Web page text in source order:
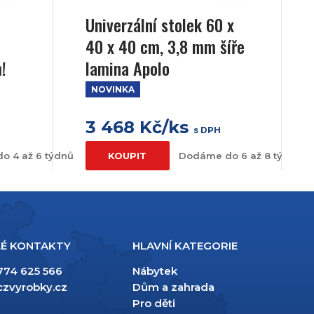
4 až 6 týdnů
Univerzální stolek 60 x
40 x 40 cm, 3,8 mm šíře
lamina Apolo
NOVINKA
3 468 Kč/ks s DPH
KOUPIT Dodáme do 6 až 8 týdnů
KONTAKTY
625 566
HLAVNÍ KATEGORIE
Nábytek
Dům a zahrada
Pro děti